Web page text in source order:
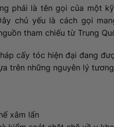
phải là tên gọi của một
chủ yếu là cách gọi
tham chiếu từ Trung
cấy tóc hiện đại đang
trên những nguyên lý
xâm lấn